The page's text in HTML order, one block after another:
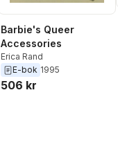
Barbie's Queer
Accessories
Erica Rand
E-bok 1995
506 kr